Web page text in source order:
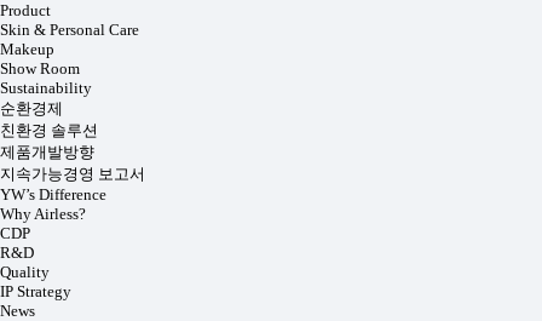
Product
Skin & Personal Care
Makeup
Show Room
Sustainability
순환경제
친환경 솔루션
제품개발방향
지속가능경영 보고서
YW’s Difference
Why Airless?
CDP
R&D
Quality
IP Strategy
News